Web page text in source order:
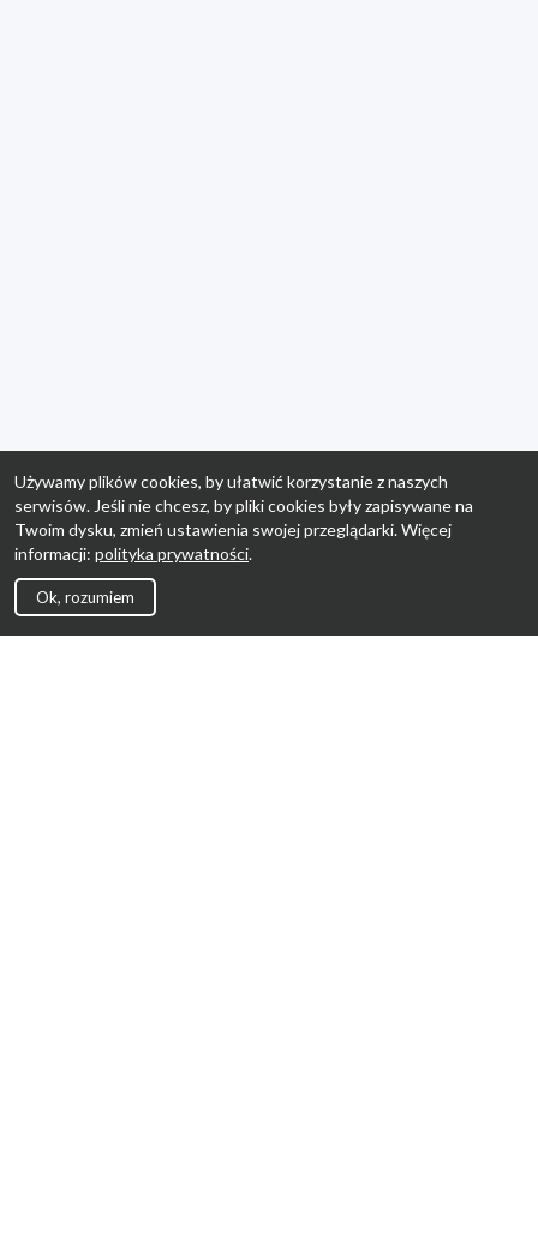
Używamy plików cookies, by ułatwić korzystanie z naszych
serwisów. Jeśli nie chcesz, by pliki cookies były zapisywane na
Twoim dysku, zmień ustawienia swojej przeglądarki. Więcej
informacji: polityka prywatności.
Ok, rozumiem